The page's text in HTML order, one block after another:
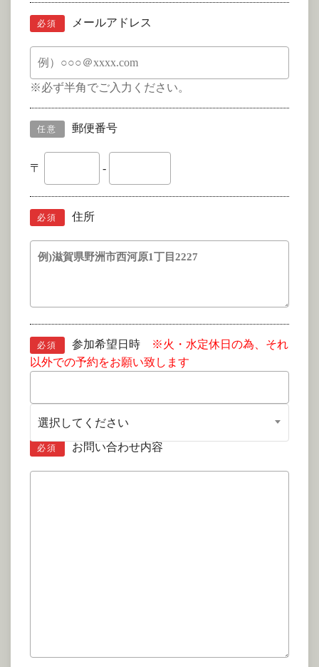
必須 メールアドレス
※必ず半角でご入力ください。
任意 郵便番号
〒 -
必須 住所
必須 参加希望日時
※火・水定休日の為、それ
以外での予約をお願い致します
選択してください
必須 お問い合わせ内容